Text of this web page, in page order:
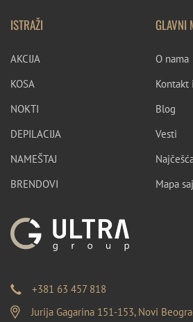
ISTRAŽI
AKCIJA
KOSA
NOKTI
DEPILACIJA
NAMEŠTAJ
BRENDOVI
GLAVNI
O nama
Kontakt
Blog
Vesti
Mapa
+381 63 457 818
Jurija Gagarina 151-153, Novi